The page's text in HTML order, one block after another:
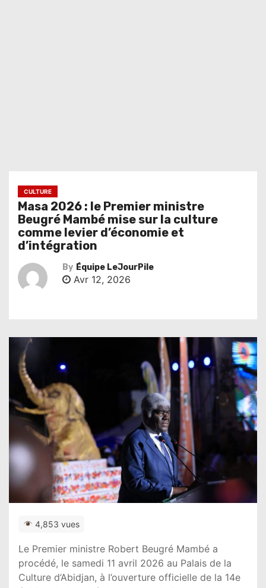
CULTURE
Masa 2026 : le Premier ministre
Beugré Mambé mise sur la culture
comme levier d’économie et
d’intégration
By Équipe LeJourPile
Avr 12, 2026
4,853 vues
Le Premier ministre Robert Beugré Mambé a
procédé, le samedi 11 avril 2026 au Palais de la
Culture d’Abidjan, à l’ouverture officielle de la 14e